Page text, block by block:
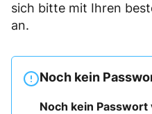
sich bitte mit Ihren
an.
Noch kein
Noch kein Passwort